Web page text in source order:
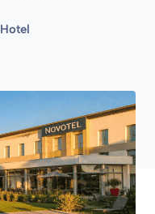
Hotel